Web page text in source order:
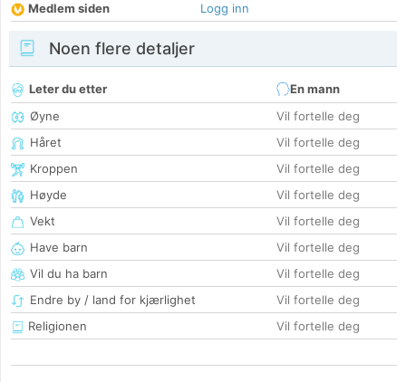
Medlem siden
Logg inn
Noen flere detaljer
Leter du etter
En mann
Øyne
Vil fortelle deg
Håret
Vil fortelle deg
Kroppen
Vil fortelle deg
Høyde
Vil fortelle deg
Vekt
Vil fortelle deg
Have barn
Vil fortelle deg
Vil du ha barn
Vil fortelle deg
Endre by / land for kjærlighet
Vil fortelle deg
Religionen
Vil fortelle deg